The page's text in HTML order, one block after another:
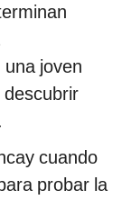
una joven
cuando
probar la